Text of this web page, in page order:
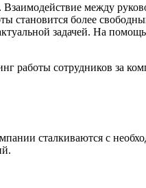
между
становится более
задачей. На
работы сотрудников за
сталкиваются с